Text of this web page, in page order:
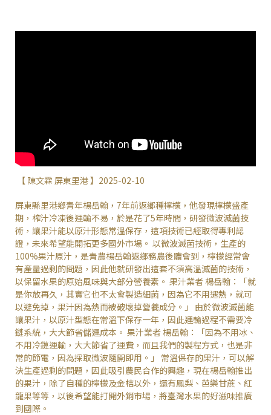
【 陳文霖 屏東里港 】2025-02-10
屏東縣里港鄉青年楊岳翰，7年前返鄉種檸檬，他發現檸檬盛產
期，榨汁冷凍後運輸不易，於是花了5年時間，研發微波滅菌技
術，讓果汁能以原汁形態常溫保存，這項技術已經取得專利認
證，未來希望能開拓更多國外市場。 以微波滅菌技術，生產的
100%果汁原汁，是青農楊岳翰返鄉務農後體會到，檸檬經常會
有產量過剩的問題，因此他就研發出這套不須高溫滅菌的技術，
以保留水果的原始風味與大部分營養素。 果汁業者 楊岳翰：「就
是你放再久，其實它也不太會製造細菌，因為它不用遇熱，就可
以避免掉，果汁因為熱而被破壞掉營養成分。」 由於微波滅菌能
讓果汁，以原汁型態在常溫下保存一年，因此運輸過程不需要冷
鏈系統，大大節省儲運成本。 果汁業者 楊岳翰：「因為不用冰、
不用冷鏈運輸，大大節省了運費，而且我們的製程方式，也是非
常的節電，因為採取微波隨開即用。」 常溫保存的果汁，可以解
決生產過剩的問題，因此吸引農民合作的興趣，現在楊岳翰推出
的果汁，除了自種的檸檬及金桔以外，還有鳳梨、芭樂甘蔗、紅
龍果等等，以後希望能打開外銷市場，將臺灣水果的好滋味推廣
到國際。